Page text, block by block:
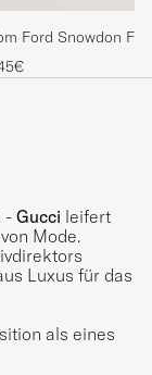
Ford Snowdon
Black
- Gucci leifert
Mode.
Luxus für das
als eines
eklektischen,